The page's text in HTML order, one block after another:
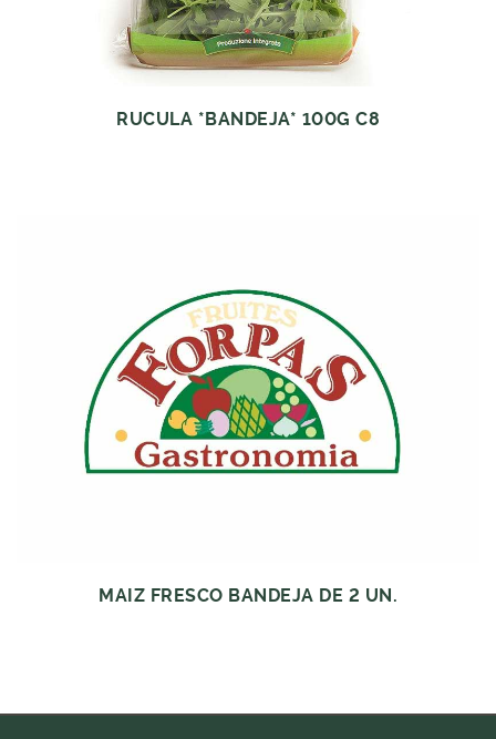
RUCULA *BANDEJA* 100G C8
MAIZ FRESCO BANDEJA DE 2 UN.